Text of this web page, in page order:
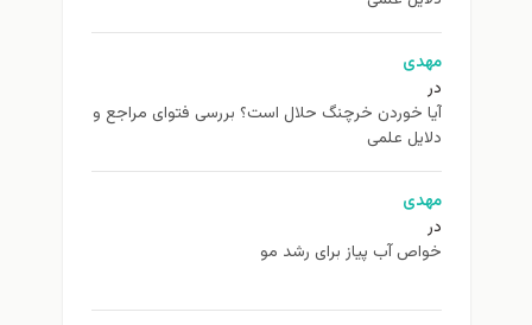
مهدی
در
آیا خوردن خرچنگ حلال است؟ بررسی فتوای مراجع و
دلایل علمی
مهدی
در
خواص آب پیاز برای رشد مو